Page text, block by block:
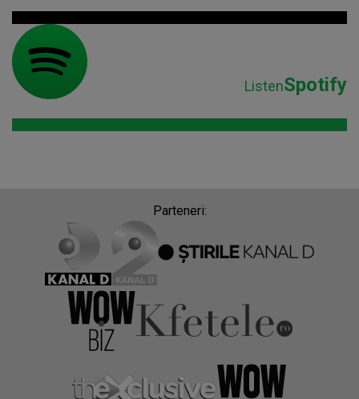
ListenSpotify
Parteneri: